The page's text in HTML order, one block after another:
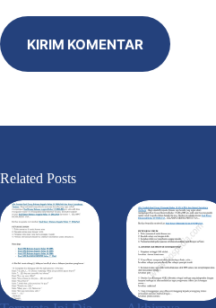
KIRIM KOMENTAR
Related Posts